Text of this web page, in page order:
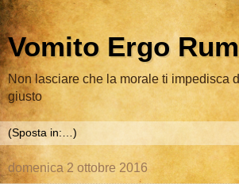
Vomito Ergo Rum
Non lasciare che la morale ti impedisca
giusto
domenica 2 ottobre 2016